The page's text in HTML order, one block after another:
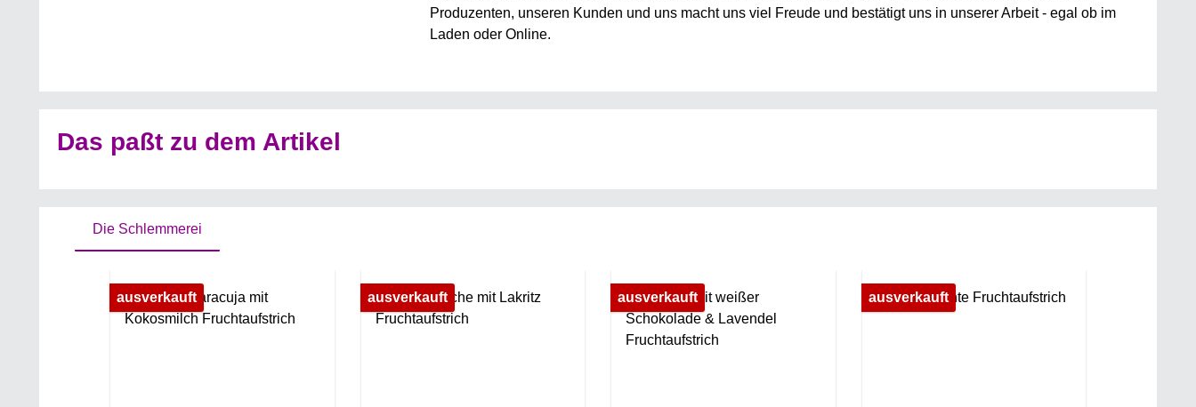
Produzenten, unseren Kunden und uns macht uns viel Freude und bestätigt uns in unserer Arbeit - egal ob im
Laden oder Online.
Das paßt zu dem Artikel
Die Schlemmerei
ausverkauft
ausverkauft ausverkauft ausverkauft